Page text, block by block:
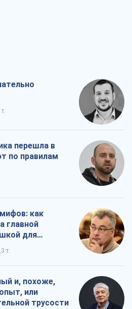
перешла в
по правилам
как
главной
для
т.
и, похоже,
или
трусости